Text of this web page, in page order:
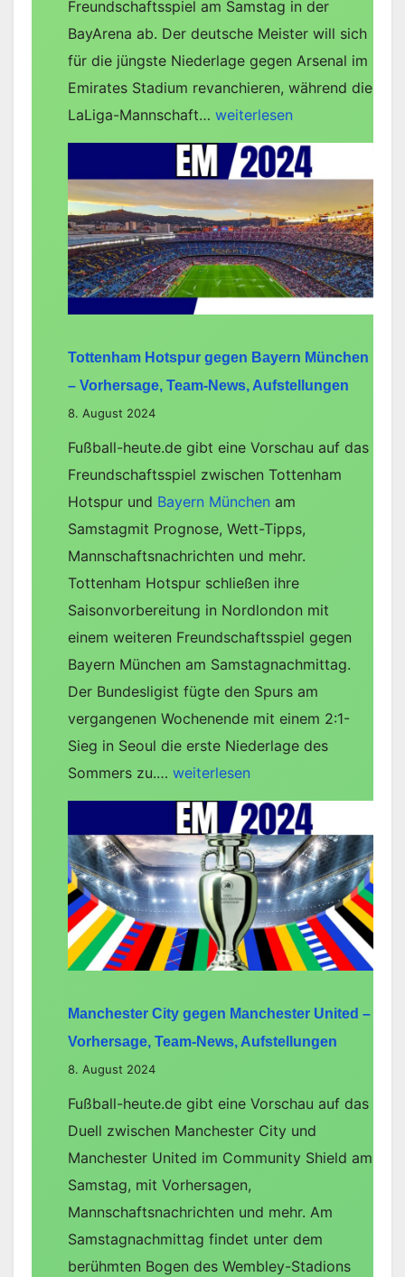
Freundschaftsspiel am Samstag in der
BayArena ab. Der deutsche Meister will sich
für die jüngste Niederlage gegen Arsenal im
Emirates Stadium revanchieren, während die
LaLiga-Mannschaft… Bayer
Leverkusen
gegen
Real
Betis
–
Vorhersage,
Team-
Aufstellungen
weiterlesen
Tottenham Hotspur gegen Bayern München
– Vorhersage, Team-News, Aufstellungen
8. August 2024
Fußball-heute.de gibt eine Vorschau auf das
Freundschaftsspiel zwischen Tottenham
Hotspur und Bayern München am
Samstagmit Prognose, Wett-Tipps,
Mannschaftsnachrichten und mehr.
Tottenham Hotspur schließen ihre
Saisonvorbereitung in Nordlondon mit
einem weiteren Freundschaftsspiel gegen
Bayern München am Samstagnachmittag.
Der Bundesligist fügte den Spurs am
vergangenen Wochenende mit einem 2:1-
Sieg in Seoul die erste Niederlage des
Sommers zu.… Tottenham
Hotspur
gegen
Bayern
München
–
Vorhersage,
Team-
Aufstellungen
weiterlesen
Manchester City gegen Manchester United –
Vorhersage, Team-News, Aufstellungen
8. August 2024
Fußball-heute.de gibt eine Vorschau auf das
Duell zwischen Manchester City und
Manchester United im Community Shield am
Samstag, mit Vorhersagen,
Mannschaftsnachrichten und mehr. Am
Samstagnachmittag findet unter dem
berühmten Bogen des Wembley-Stadions